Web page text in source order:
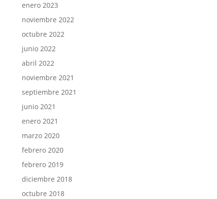
enero 2023
noviembre 2022
octubre 2022
junio 2022
abril 2022
noviembre 2021
septiembre 2021
junio 2021
enero 2021
marzo 2020
febrero 2020
febrero 2019
diciembre 2018
octubre 2018